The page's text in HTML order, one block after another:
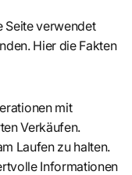
Seite verwendet
Hier die Fakten
mit
Verkäufen.
Laufen zu halten.
Informationen